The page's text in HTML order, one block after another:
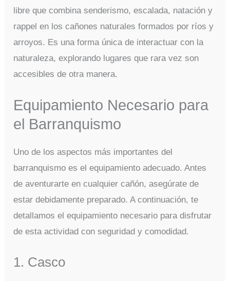
libre que combina senderismo, escalada, natación y
rappel en los cañones naturales formados por ríos y
arroyos. Es una forma única de interactuar con la
naturaleza, explorando lugares que rara vez son
accesibles de otra manera.
Equipamiento Necesario para
el Barranquismo
Uno de los aspectos más importantes del
barranquismo es el equipamiento adecuado. Antes
de aventurarte en cualquier cañón, asegúrate de
estar debidamente preparado. A continuación, te
detallamos el equipamiento necesario para disfrutar
de esta actividad con seguridad y comodidad.
1. Casco